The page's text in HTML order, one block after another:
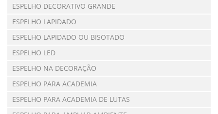
ESPELHO DECORATIVO GRANDE
ESPELHO LAPIDADO
ESPELHO LAPIDADO OU BISOTADO
ESPELHO LED
ESPELHO NA DECORAÇÃO
ESPELHO PARA ACADEMIA
ESPELHO PARA ACADEMIA DE LUTAS